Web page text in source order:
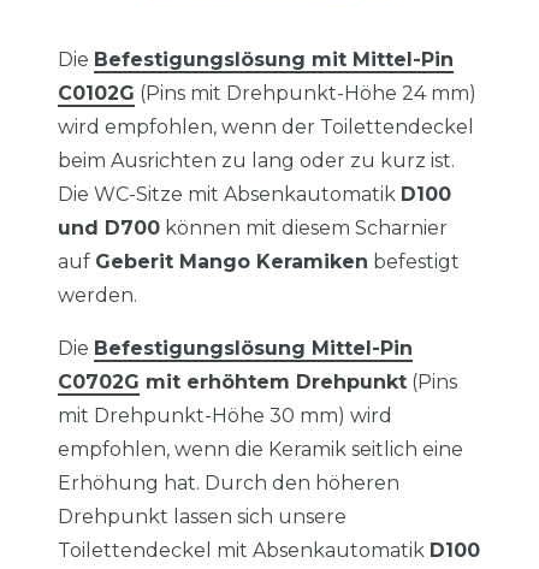
Die Befestigungslösung mit Mittel-Pin
C0102G (Pins mit Drehpunkt-Höhe 24 mm)
wird empfohlen, wenn der Toilettendeckel
beim Ausrichten zu lang oder zu kurz ist.
Die WC-Sitze mit Absenkautomatik D100
und D700 können mit diesem Scharnier
auf Geberit Mango Keramiken befestigt
werden.
Die Befestigungslösung Mittel-Pin
C0702G mit erhöhtem Drehpunkt (Pins
mit Drehpunkt-Höhe 30 mm) wird
empfohlen, wenn die Keramik seitlich eine
Erhöhung hat. Durch den höheren
Drehpunkt lassen sich unsere
Toilettendeckel mit Absenkautomatik D100